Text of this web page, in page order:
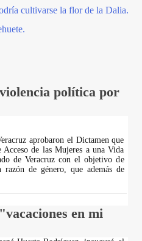
cultivarse la flor de la Dalia.
política por
aprobaron el Dictamen que
de las Mujeres a una Vida
de Veracruz con el objetivo de
de género, que además de
en mi